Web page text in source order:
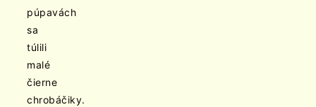
púpavách
sa
túlili
malé
čierne
chrobáčiky.